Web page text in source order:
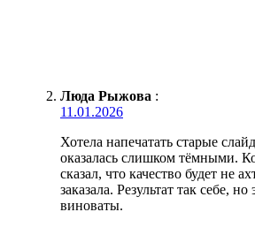
Люда Рыжова :
11.01.2026
Хотела напечатать старые
оказалась слишком тёмными.
сказал, что качество будет не
заказала. Результат так себе,
виноваты.